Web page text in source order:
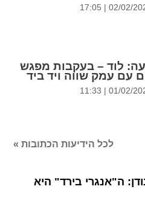
02/02/2021 |
: לוד – בעקבות מפגש
עם עמק שווה ויד ביד
01/02/2021 |
לכל הידיעות הכתובות »
ה"אנגרי בירד" היא